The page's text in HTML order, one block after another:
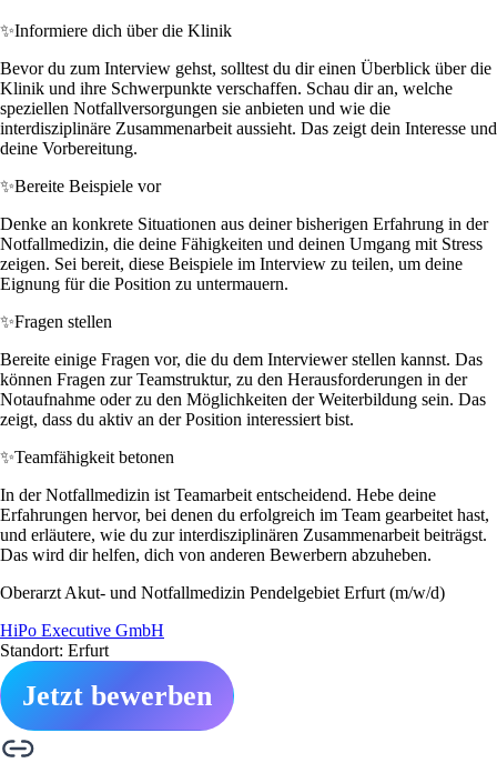
✨Informiere dich über die Klinik
Bevor du zum Interview gehst, solltest du dir einen Überblick über die
Klinik und ihre Schwerpunkte verschaffen. Schau dir an, welche
speziellen Notfallversorgungen sie anbieten und wie die
interdisziplinäre Zusammenarbeit aussieht. Das zeigt dein Interesse und
deine Vorbereitung.
✨Bereite Beispiele vor
Denke an konkrete Situationen aus deiner bisherigen Erfahrung in der
Notfallmedizin, die deine Fähigkeiten und deinen Umgang mit Stress
zeigen. Sei bereit, diese Beispiele im Interview zu teilen, um deine
Eignung für die Position zu untermauern.
✨Fragen stellen
Bereite einige Fragen vor, die du dem Interviewer stellen kannst. Das
können Fragen zur Teamstruktur, zu den Herausforderungen in der
Notaufnahme oder zu den Möglichkeiten der Weiterbildung sein. Das
zeigt, dass du aktiv an der Position interessiert bist.
✨Teamfähigkeit betonen
In der Notfallmedizin ist Teamarbeit entscheidend. Hebe deine
Erfahrungen hervor, bei denen du erfolgreich im Team gearbeitet hast,
und erläutere, wie du zur interdisziplinären Zusammenarbeit beiträgst.
Das wird dir helfen, dich von anderen Bewerbern abzuheben.
Oberarzt Akut- und Notfallmedizin Pendelgebiet Erfurt (m/w/d)
HiPo Executive GmbH
Standort: Erfurt
Jetzt bewerben